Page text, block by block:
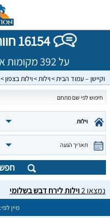
16154 חוות דעת מאומתות!
על 392 מקומות אירוח שונים בישראל
וקיישן – עמוד הבית וילות וילות בצפון
וילות
תאריך הגעה
נמצאו2וילות לירח דבש בשלומי
מיין לפי: